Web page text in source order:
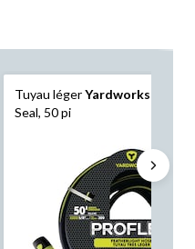
Tuyau légerYardworks
Seal, 50 pi